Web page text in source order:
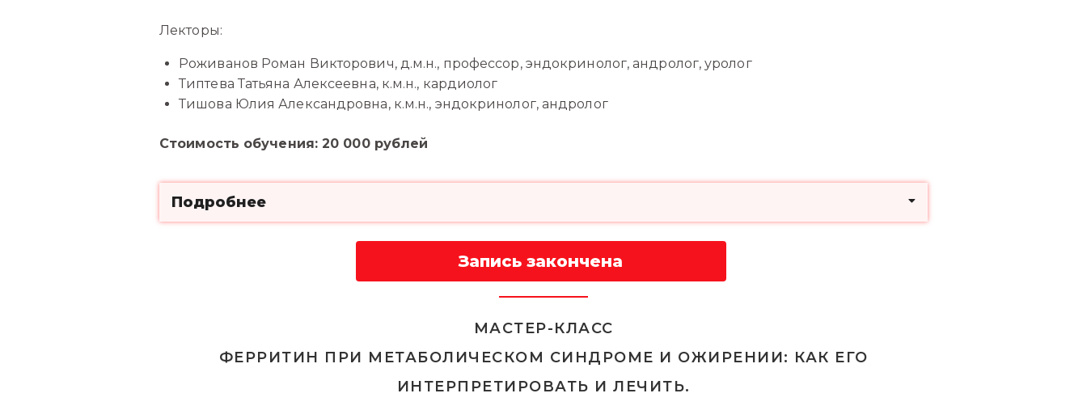
Лекторы:
Роживанов Роман Викторович, д.м.н., профессор, эндокринолог, андролог, уролог
Типтева Татьяна Алексеевна, к.м.н., кардиолог
Тишова Юлия Александровна, к.м.н., эндокринолог, андролог
Стоимость обучения: 20 000 рублей
Подробнее
Запись закончена
МАСТЕР-КЛАСС
ФЕРРИТИН ПРИ МЕТАБОЛИЧЕСКОМ СИНДРОМЕ И ОЖИРЕНИИ: КАК ЕГО
ИНТЕРПРЕТИРОВАТЬ И ЛЕЧИТЬ.